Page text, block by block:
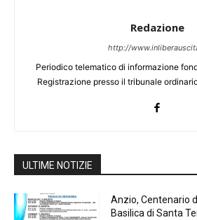
Redazione
http://
Periodico telematico di informazione
Registrazione presso il tribunale
ULTIME NOTIZIE
Anzio, Centenario
Basilica di Santa